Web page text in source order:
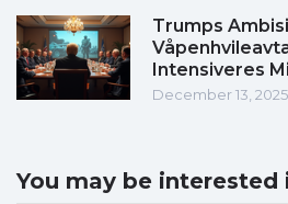
Trumps
Intensiveres
December 13, 2025
You may be interested